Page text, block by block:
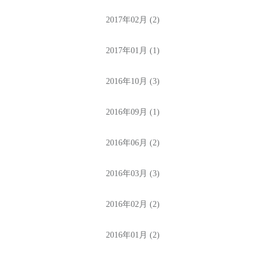
2017年02月 (2)
2017年01月 (1)
2016年10月 (3)
2016年09月 (1)
2016年06月 (2)
2016年03月 (3)
2016年02月 (2)
2016年01月 (2)